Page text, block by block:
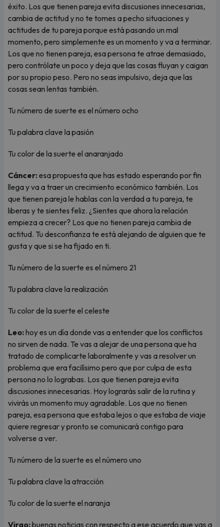
éxito. Los que tienen pareja evita discusiones innecesarias,
cambia de actitud y no te tomes a pecho situaciones y
actitudes de tu pareja porque está pasando un mal
momento, pero simplemente es un momento y va a terminar.
Los que no tienen pareja, esa persona te atrae demasiado,
pero contrólate un poco y deja que las cosas fluyan y caigan
por su propio peso. Pero no seas impulsivo, deja que las
cosas sean lentas también.
Tu número de suerte es el número ocho
Tu palabra clave la pasión
Tu color de la suerte el anaranjado
Cáncer:esa propuesta que has estado esperando por fin
llega y va a traer un crecimiento económico también. Los
que tienen pareja le hablas con la verdad a tu pareja, te
liberas y te sientes feliz. ¿Sientes que ahora la relación
empieza a crecer? Los que no tienen pareja cambia de
actitud. Tu desconfianza te está alejando de alguien que te
gusta y que si se ha fijado en ti.
Tu número de la suerte es el número 21
Tu palabra clave la realización
Tu color de la suerte el celeste
Leo:hoy es un día donde vas a entender que los conflictos
no sirven de nada. Te vas a alejar de una persona que ha
tratado de complicarte laboralmente y vas a resolver un
problema que era facilísimo pero que por culpa de esta
persona no lo lograbas. Los que tienen pareja evita
discusiones innecesarias. Hoy lograrás salir de la rutina y
vivirás un momento muy agradable. Los que no tienen
pareja, esa persona que estaba lejos o que estaba de viaje
quiere regresar y pronto se comunicará contigo para
volverse a ver.
Tu número de la suerte es el número uno
Tu palabra clave la atracción
Tu color de la suerte el naranja
Virgo:buenas noticias con respecto a ese acuerdo que vas a